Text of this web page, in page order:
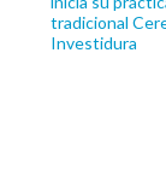
tradicional
Investidura